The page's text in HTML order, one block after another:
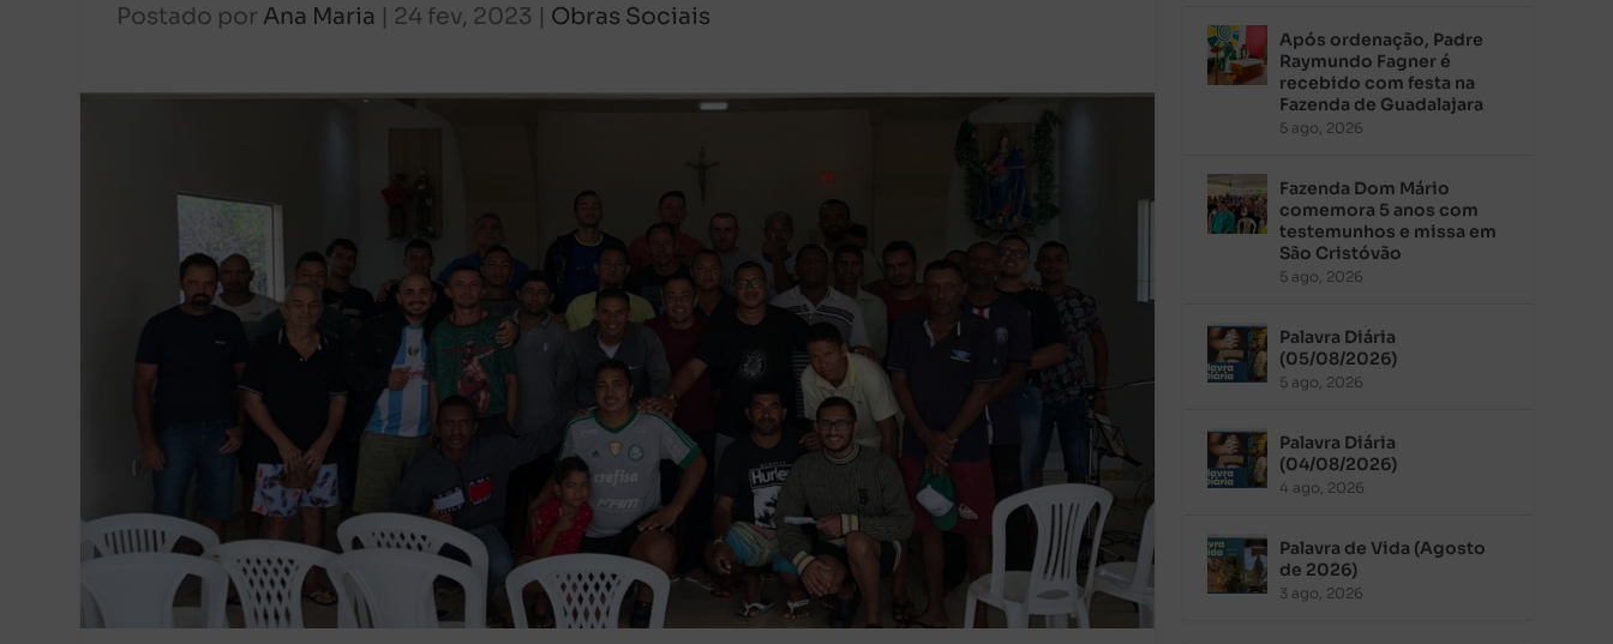
Postado por Ana Maria | 24 fev, 2023 | Obras Sociais
Após ordenação, Padre
Raymundo Fagner é
recebido com festa na
Fazenda de Guadalajara
5 ago, 2026
Fazenda Dom Mário
comemora 5 anos com
testemunhos e missa em
São Cristóvão
5 ago, 2026
Palavra Diária
(05/08/2026)
5 ago, 2026
Palavra Diária
(04/08/2026)
4 ago, 2026
Palavra de Vida (Agosto
de 2026)
3 ago, 2026